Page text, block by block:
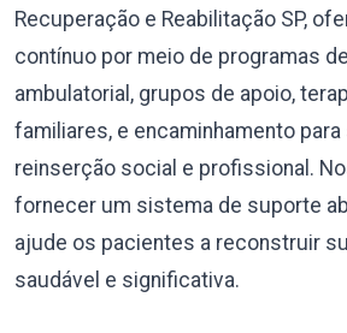
Recuperação e Reabilitação SP,
contínuo por meio de programas
ambulatorial, grupos de apoio,
familiares, e encaminhamento
reinserção social e profissional.
fornecer um sistema de suporte
ajude os pacientes a reconstruir
saudável e significativa.